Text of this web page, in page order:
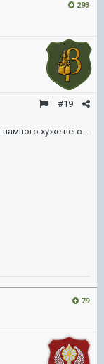
293
#19
хуже него...
79